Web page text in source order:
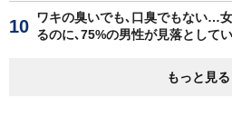
ワキの臭いでも､口臭でもない…
るのに､75%の男性が見落として
もっと見る